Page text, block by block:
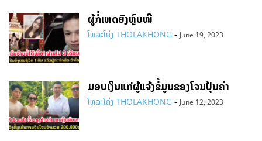
ຜູ້ກໍ່ເຫດຍັງຫຼົບໜີ
ໂທລະໂຄ່ງ THOLAKHONG - June 19, 2023
ມອບເງິນແກ່ຜູ້ແຈ້ງຂໍ້ມູນຂອງໂຈນປຸ້ນຄຳ
ໂທລະໂຄ່ງ THOLAKHONG - June 12, 2023